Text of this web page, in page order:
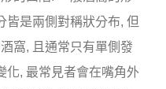
皆是兩側對稱狀分布, 但
窩, 且通常只有單側發
化, 最常見者會在嘴角外